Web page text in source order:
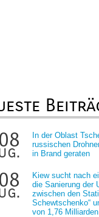
08
In der Oblast
russischen
in Brand geraten
08
Kiew sucht nach
die Sanierung der
zwischen den
Schewtschenko“
von 1,76 Milliarden